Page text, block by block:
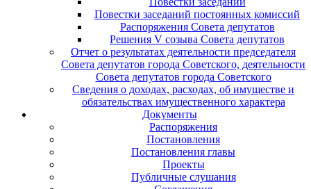
Повестки заседаний постоянных комиссий
Распоряжения Совета депутатов
Решения V созыва Совета депутатов
Отчет о результатах деятельности председателя
Совета депутатов города Советского, деятельности
Совета депутатов города Советского
Сведения о доходах, расходах, об имуществе и
обязательствах имущественного характера
Документы
Распоряжения
Постановления
Постановления главы
Проекты
Публичные слушания